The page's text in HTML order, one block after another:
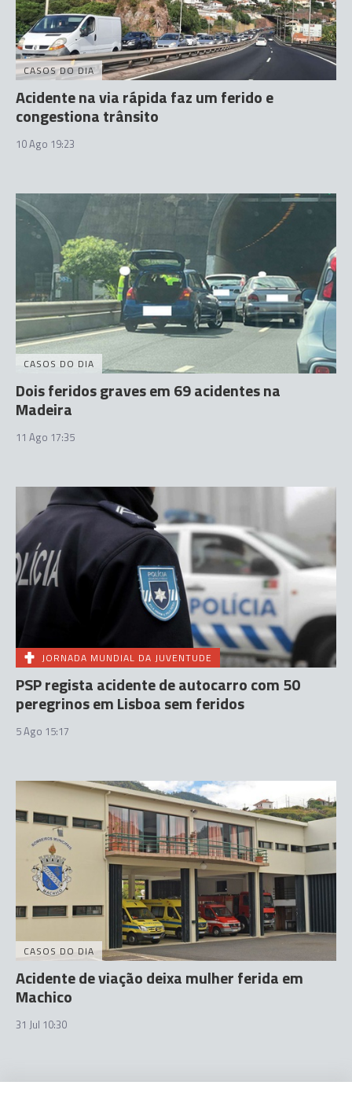
CASOS DO DIA
Acidente na via rápida faz um ferido e
congestiona trânsito
10 Ago 19:23
CASOS DO DIA
Dois feridos graves em 69 acidentes na
Madeira
11 Ago 17:35
JORNADA MUNDIAL DA JUVENTUDE
PSP regista acidente de autocarro com 50
peregrinos em Lisboa sem feridos
5 Ago 15:17
CASOS DO DIA
Acidente de viação deixa mulher ferida em
Machico
31 Jul 10:30